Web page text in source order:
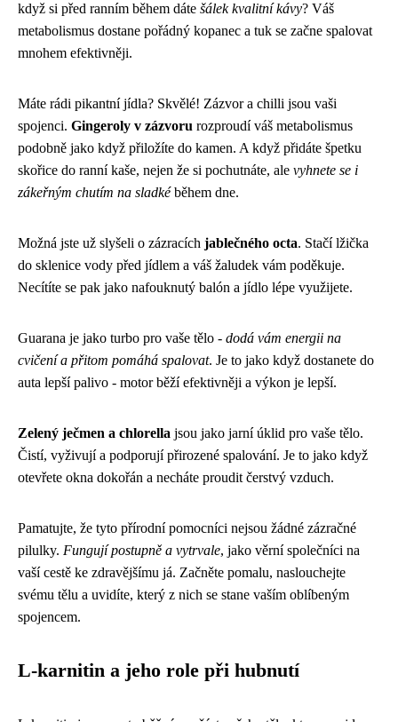
když si před ranním během dáte šálek kvalitní kávy? Váš
metabolismus dostane pořádný kopanec a tuk se začne spalovat
mnohem efektivněji.
Máte rádi pikantní jídla? Skvělé! Zázvor a chilli jsou vaši
spojenci. Gingeroly v zázvoru rozproudí váš metabolismus
podobně jako když přiložíte do kamen. A když přidáte špetku
skořice do ranní kaše, nejen že si pochutnáte, ale vyhnete se i
zákeřným chutím na sladkéběhem dne.
Možná jste už slyšeli o zázracích jablečného octa. Stačí lžička
do sklenice vody před jídlem a váš žaludek vám poděkuje.
Necítíte se pak jako nafouknutý balón a jídlo lépe využijete.
Guarana je jako turbo pro vaše tělo - dodá vám energii na
cvičení a přitom pomáhá spalovat. Je to jako když dostanete do
auta lepší palivo - motor běží efektivněji a výkon je lepší.
Zelený ječmen a chlorella jsou jako jarní úklid pro vaše tělo.
Čistí, vyživují a podporují přirozené spalování. Je to jako když
otevřete okna dokořán a necháte proudit čerstvý vzduch.
Pamatujte, že tyto přírodní pomocníci nejsou žádné zázračné
pilulky. Fungují postupně a vytrvale, jako věrní společníci na
vaší cestě ke zdravějšímu já. Začněte pomalu, naslouchejte
svému tělu a uvidíte, který z nich se stane vaším oblíbeným
spojencem.
L-karnitin a jeho role při hubnutí